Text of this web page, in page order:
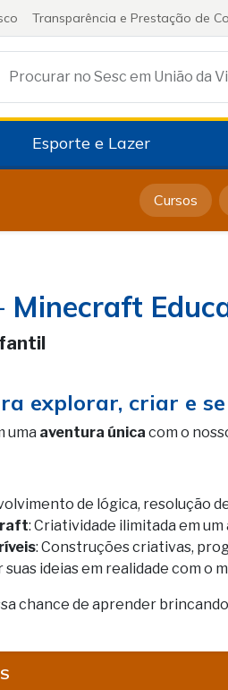
Transparência e Prestação de
Esporte e Lazer
Cursos
Minecraft
explorar, criar e
uma aventura única com o
de lógica, resolução
: Criatividade ilimitada em
: Construções criativas,
ideias em realidade com o
chance de aprender